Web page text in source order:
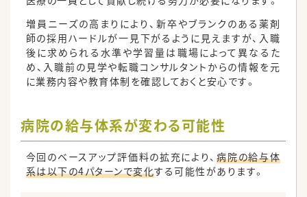
増員ニーズの高まりにより、新卒やブランクのある薬剤
師の採用ハードルが一見下がるように見えますが、入職
後に求められる水準や学習量は職場によって異なるた
め、入職前の見学や転職コンサルタントからの情報を元
に業務内容や教育体制を確認しておくと安心です。
病院の給与体系が変わる可能性
今回のベースアップ評価料の拡充により、病院の給与体
系は以下の4パターンで変化する可能性があります。